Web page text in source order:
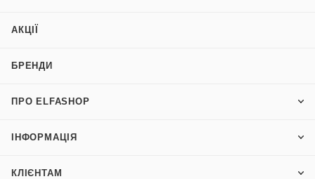
АКЦІЇ
БРЕНДИ
ПРО ELFASHOP
ІНФОРМАЦІЯ
КЛІЄНТАМ